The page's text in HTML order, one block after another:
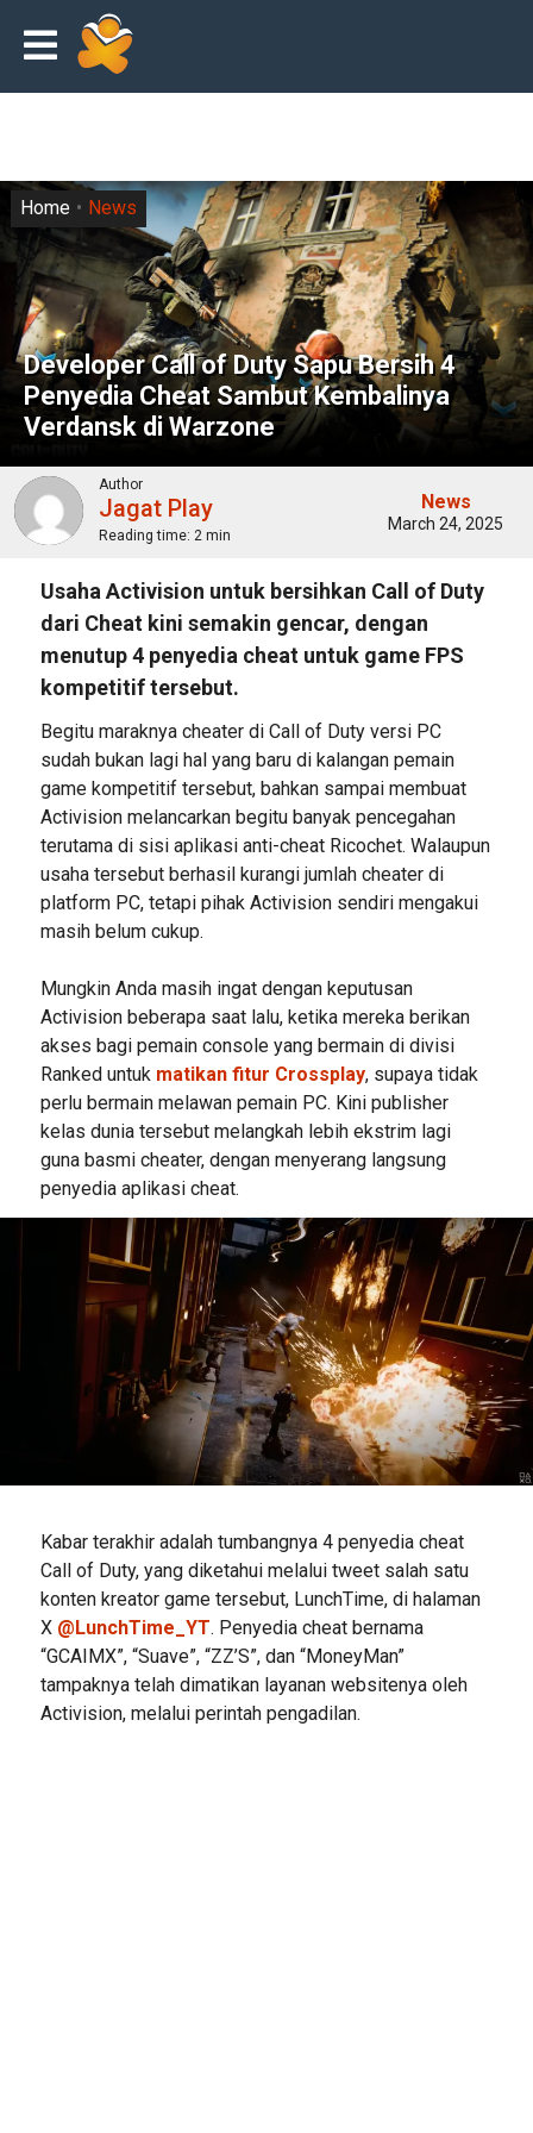
Developer Call of Duty Sapu Bersih 4
Penyedia Cheat Sambut Kembalinya
Verdansk di Warzone
Home News
Author
Jagat Play
Reading time: 2 min
News
March 24, 2025
Usaha Activision untuk bersihkan Call of Duty
dari Cheat kini semakin gencar, dengan
menutup 4 penyedia cheat untuk game FPS
kompetitif tersebut.
Begitu maraknya cheater di Call of Duty versi PC
sudah bukan lagi hal yang baru di kalangan pemain
game kompetitif tersebut, bahkan sampai membuat
Activision melancarkan begitu banyak pencegahan
terutama di sisi aplikasi anti-cheat Ricochet. Walaupun
usaha tersebut berhasil kurangi jumlah cheater di
platform PC, tetapi pihak Activision sendiri mengakui
masih belum cukup.
Mungkin Anda masih ingat dengan keputusan
Activision beberapa saat lalu, ketika mereka berikan
akses bagi pemain console yang bermain di divisi
Ranked untuk matikan fitur Crossplay, supaya tidak
perlu bermain melawan pemain PC. Kini publisher
kelas dunia tersebut melangkah lebih ekstrim lagi
guna basmi cheater, dengan menyerang langsung
penyedia aplikasi cheat.
Kabar terakhir adalah tumbangnya 4 penyedia cheat
Call of Duty, yang diketahui melalui tweet salah satu
konten kreator game tersebut, LunchTime, di halaman
X @LunchTime_YT. Penyedia cheat bernama
“GCAIMX”, “Suave”, “ZZ’S”, dan “MoneyMan”
tampaknya telah dimatikan layanan websitenya oleh
Activision, melalui perintah pengadilan.